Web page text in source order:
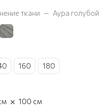
ткани — Аура голубой
160 180
× 100 см